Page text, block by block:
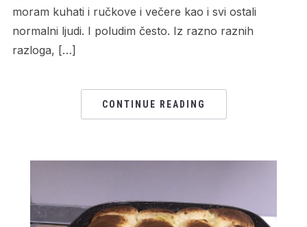
moram kuhati i ručkove i večere kao i svi ostali
normalni ljudi. I poludim često. Iz razno raznih
razloga, […]
CONTINUE READING